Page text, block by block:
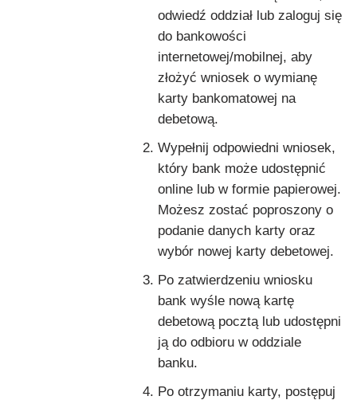
odwiedź oddział lub zaloguj się
do bankowości
internetowej/mobilnej, aby
złożyć wniosek o wymianę
karty bankomatowej na
debetową.
Wypełnij odpowiedni wniosek,
który bank może udostępnić
online lub w formie papierowej.
Możesz zostać poproszony o
podanie danych karty oraz
wybór nowej karty debetowej.
Po zatwierdzeniu wniosku
bank wyśle nową kartę
debetową pocztą lub udostępni
ją do odbioru w oddziale
banku.
Po otrzymaniu karty, postępuj